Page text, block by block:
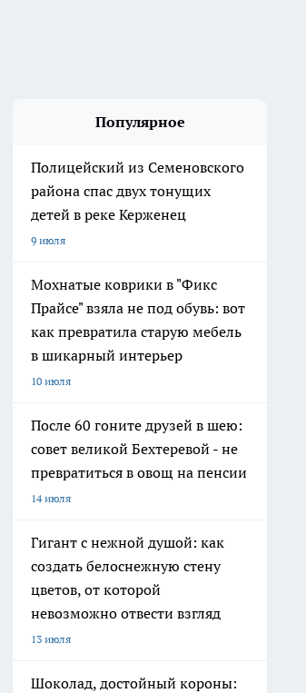
Популярное
Полицейский из Семеновского
района спас двух тонущих
детей в реке Керженец
9 июля
Мохнатые коврики в "Фикс
Прайсе" взяла не под обувь: вот
как превратила старую мебель
в шикарный интерьер
10 июля
После 60 гоните друзей в шею:
совет великой Бехтеревой - не
превратиться в овощ на пенсии
14 июля
Гигант с нежной душой: как
создать белоснежную стену
цветов, от которой
невозможно отвести взгляд
13 июля
Шоколад, достойный короны: